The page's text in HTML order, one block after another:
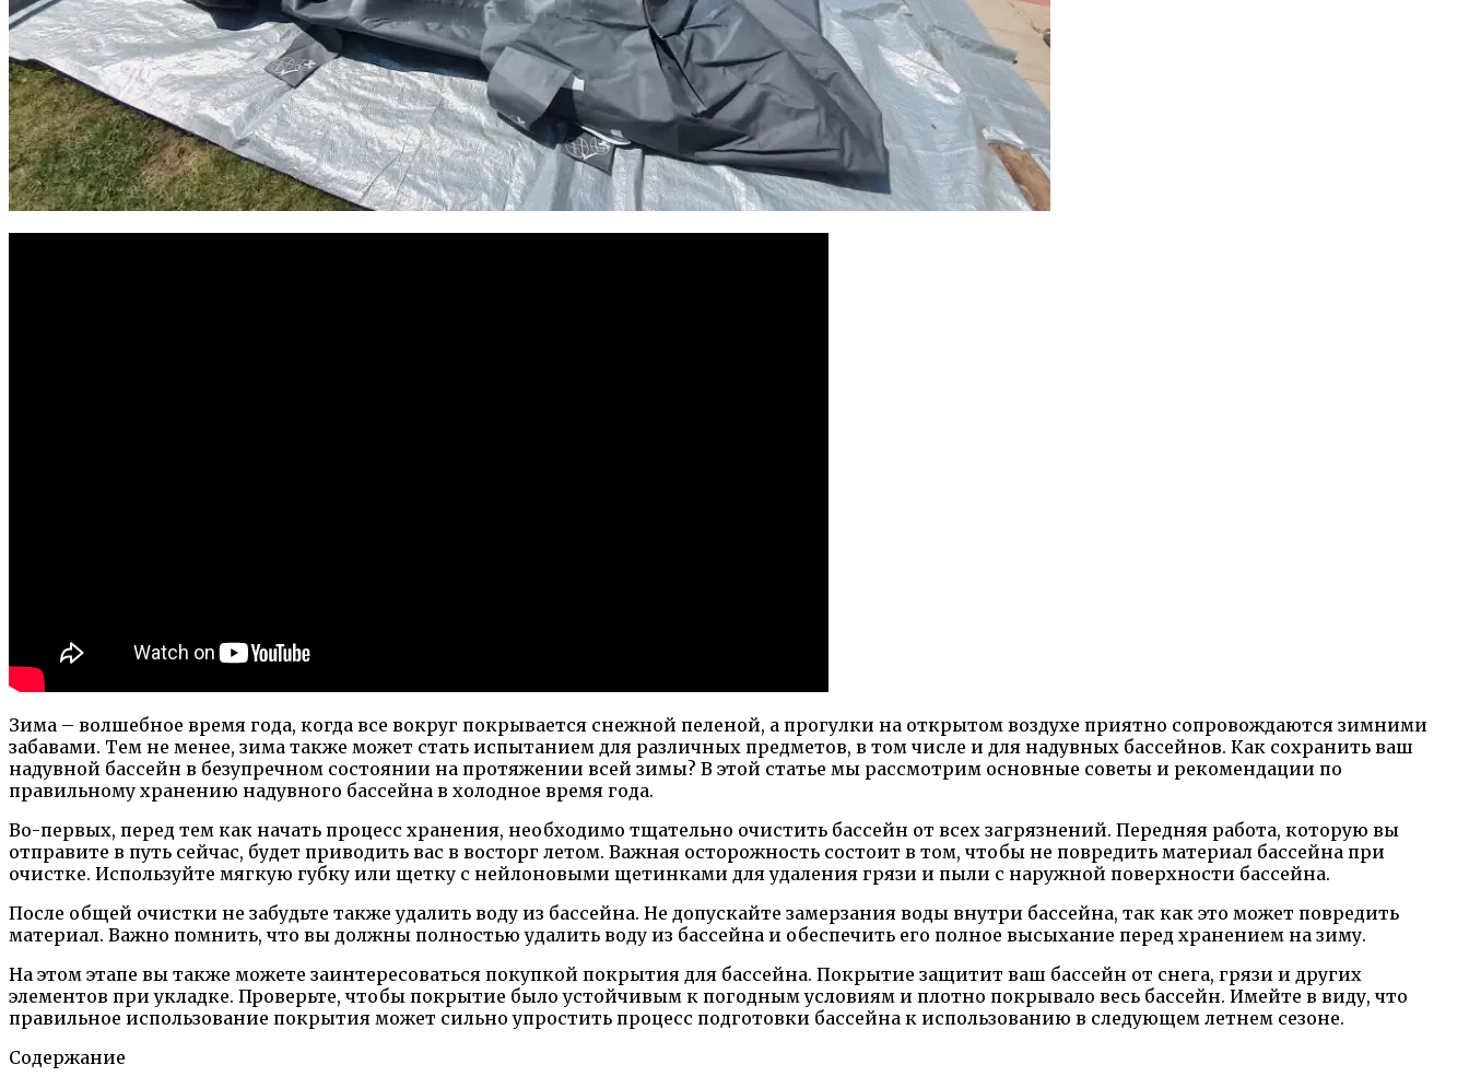
Зима – волшебное время года, когда все вокруг покрывается снежной пеленой, а прогулки на открытом воздухе приятно сопровождаются зимними
забавами. Тем не менее, зима также может стать испытанием для различных предметов, в том числе и для надувных бассейнов. Как сохранить ваш
надувной бассейн в безупречном состоянии на протяжении всей зимы? В этой статье мы рассмотрим основные советы и рекомендации по
правильному хранению надувного бассейна в холодное время года.
Во-первых, перед тем как начать процесс хранения, необходимо тщательно очистить бассейн от всех загрязнений. Передняя работа, которую вы
отправите в путь сейчас, будет приводить вас в восторг летом. Важная осторожность состоит в том, чтобы не повредить материал бассейна при
очистке. Используйте мягкую губку или щетку с нейлоновыми щетинками для удаления грязи и пыли с наружной поверхности бассейна.
После общей очистки не забудьте также удалить воду из бассейна. Не допускайте замерзания воды внутри бассейна, так как это может повредить
материал. Важно помнить, что вы должны полностью удалить воду из бассейна и обеспечить его полное высыхание перед хранением на зиму.
На этом этапе вы также можете заинтересоваться покупкой покрытия для бассейна. Покрытие защитит ваш бассейн от снега, грязи и других
элементов при укладке. Проверьте, чтобы покрытие было устойчивым к погодным условиям и плотно покрывало весь бассейн. Имейте в виду, что
правильное использование покрытия может сильно упростить процесс подготовки бассейна к использованию в следующем летнем сезоне.
Содержание